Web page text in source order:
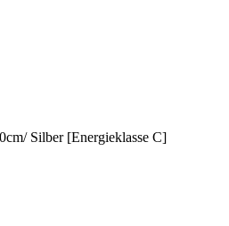
Silber [Energieklasse C]